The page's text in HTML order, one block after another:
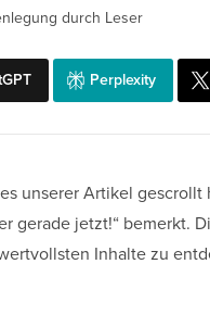
durch Leser
Perplexity
unserer Artikel
gerade jetzt!“ bemerkt.
Inhalte zu